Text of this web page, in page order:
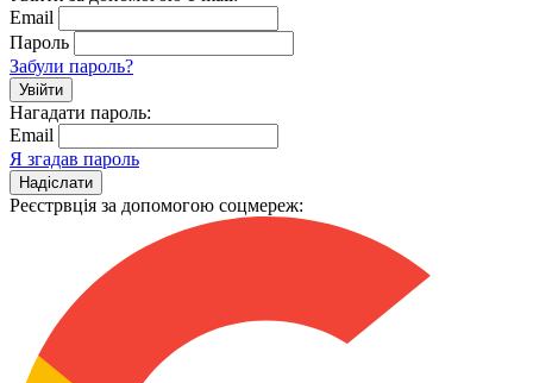
Email
Пароль
Забули пароль?
Нагадати пароль:
Email
Я згадав пароль
Реєстрвція за допомогою соцмереж: